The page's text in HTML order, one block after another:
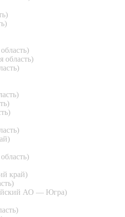
область)
край)
АО — Югра)